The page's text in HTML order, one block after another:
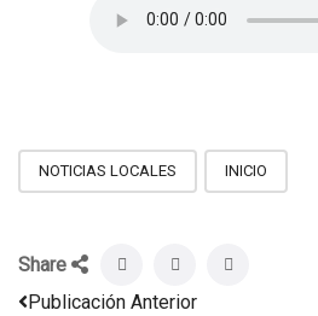
NOTICIAS LOCALES INICIO
Share
Publicación Anterior